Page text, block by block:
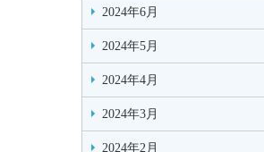
2024年6月
2024年5月
2024年4月
2024年3月
2024年2月